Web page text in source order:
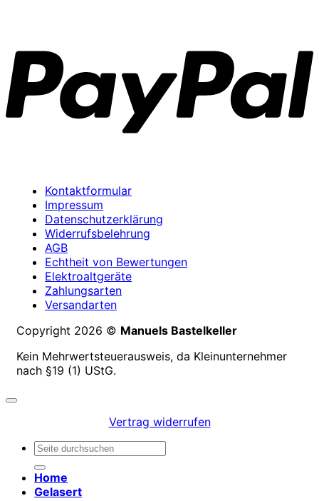
Kontaktformular
Impressum
Datenschutzerklärung
Widerrufsbelehrung
AGB
Echtheit von Bewertungen
Elektroaltgeräte
Zahlungsarten
Versandarten
Copyright 2026 © Manuels Bastelkeller
Kein Mehrwertsteuerausweis, da Kleinunternehmer
nach §19 (1) UStG.
Vertrag widerrufen
Suchen
Home
Gelasert